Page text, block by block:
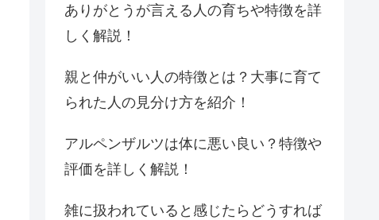
ありがとうが言える人の育ちや特徴を詳
しく解説！
親と仲がいい人の特徴とは？大事に育て
られた人の見分け方を紹介！
アルペンザルツは体に悪い良い？特徴や
評価を詳しく解説！
雑に扱われていると感じたらどうすれば